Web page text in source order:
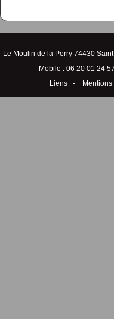
Le Moulin de la Perry 74430
Mobile : 06 20 01 24
Liens -